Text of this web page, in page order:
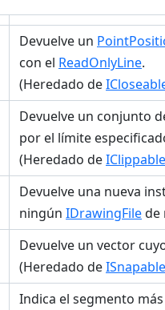
Devuelve un
con el ReadOnlyLine.
(Heredado de
Devuelve un conjunto
por el límite
(Heredado deIClippable
Devuelve una nueva
ningún IDrawingFilede
Devuelve un vector
(Heredado deISnapable
Indica el segmento